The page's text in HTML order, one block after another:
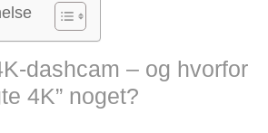
– og hvorfor
4K” noget?